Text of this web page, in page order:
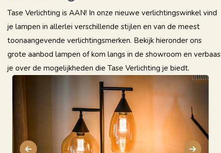
Tase Verlichting is AAN! In onze nieuwe verlichtingswinkel vind
je lampen in allerlei verschillende stijlen en van de meest
toonaangevende verlichtingsmerken. Bekijk hieronder ons
grote aanbod lampen of kom langs in de showroom en verbaas
je over de mogelijkheden die Tase Verlichting je biedt.